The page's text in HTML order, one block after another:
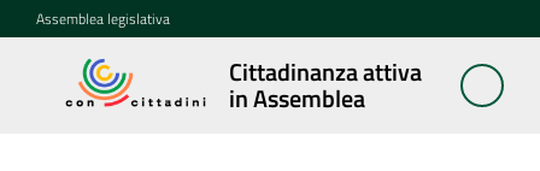
Vai al contenuto
Vai alla navigazione
Vai al footer
Assemblea legislativa
Cittadinanza attiva
in Assemblea
Cittadinanza
attiva in